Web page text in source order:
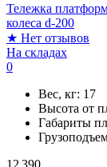
Тележка
колеса d-200
★ Нет отзывов
На складах
0
Вес, кг: 17
Высота от
Габариты
12 390